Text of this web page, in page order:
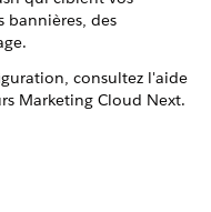
bannières, des
consultez l'aide
Marketing Cloud Next.
modal, en
les utilisateurs